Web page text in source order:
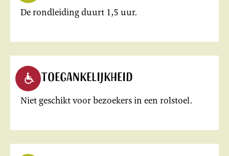
De rondleiding duurt 1,5 uur.
Toegankelijkheid
Niet geschikt voor bezoekers in een rolstoel.